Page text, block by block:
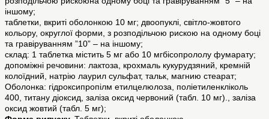
іншому;
таблетки, вкриті оболонкою 10 мг; двоопуклі, світло-жовтого
кольору, округлої форми, з розподільчою рискою на одному боці
та гравіруванням ”10” – на іншому;
склад: 1 таблетка містить 5 мг або 10 мгбісопрололу фумарату;
допоміжні речовини: лактоза, крохмаль кукурудзяний, кремній
колоїдний, натрію лаурил сульфат, тальк, магнию стеарат;
Оболонка: гідроксипропілм етилцелюлоза, поліетиленкліколь
400, титану діоксид, заліза оксид червоний (табл. 10 мг)., заліза
оксид жовтий (табл. 5 мг);